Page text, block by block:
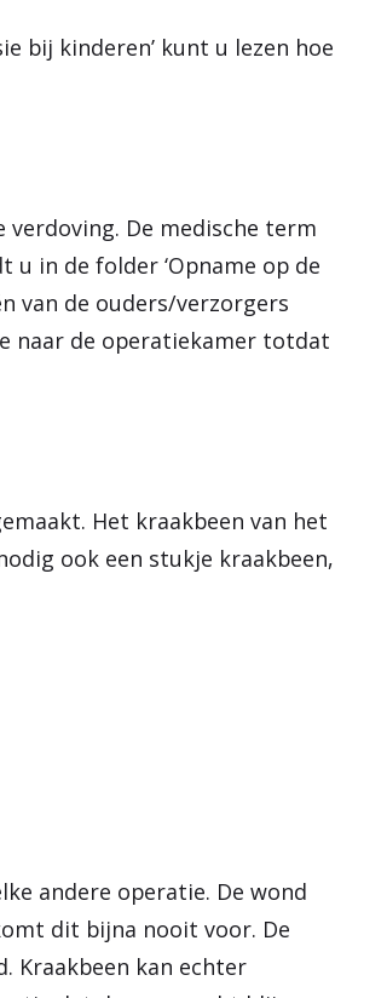
bij kinderen’ kunt u lezen hoe
De medische term
in de folder ‘Opname op de
van de ouders/verzorgers
naar de operatiekamer totdat
Het kraakbeen van het
ook een stukje kraakbeen,
andere operatie. De wond
dit bijna nooit voor. De
Kraakbeen kan echter